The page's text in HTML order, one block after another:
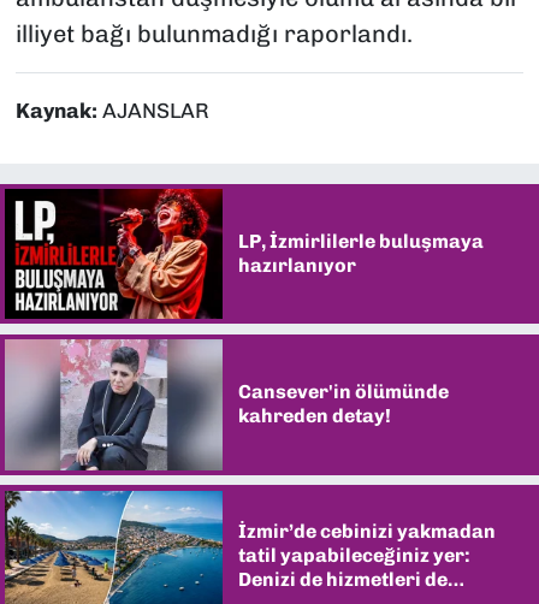
illiyet bağı bulunmadığı raporlandı.
Kaynak: AJANSLAR
LP, İzmirlilerle buluşmaya
hazırlanıyor
Cansever'in ölümünde
kahreden detay!
İzmir’de cebinizi yakmadan
tatil yapabileceğiniz yer:
Denizi de hizmetleri de